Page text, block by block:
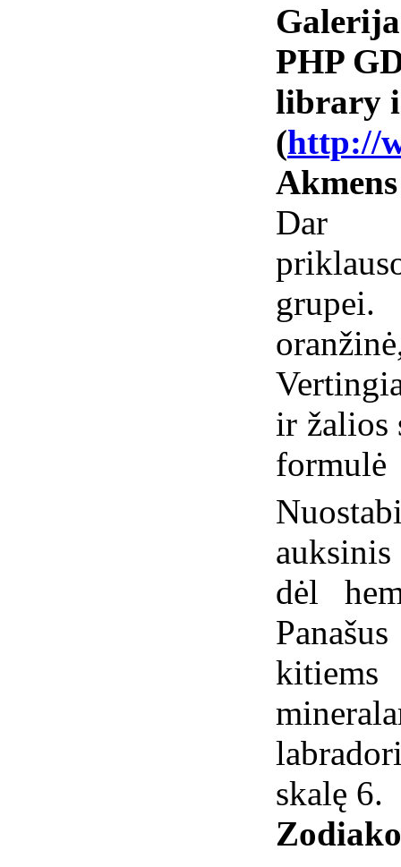
Galerija
PHP
library
(http://
Dar
ir žalios
dėl
skalę 6.